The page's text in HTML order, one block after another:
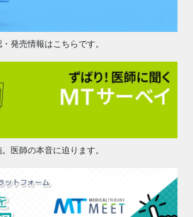
発売情報はこちらです。
医師の本音に迫ります。